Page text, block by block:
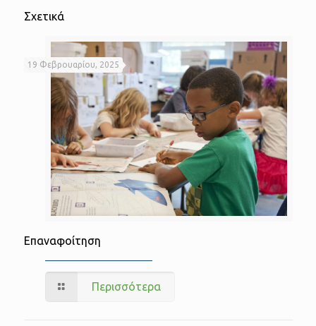
Σχετικά
19 Φεβρουαρίου, 2025
Επαναφοίτηση
Περισσότερα